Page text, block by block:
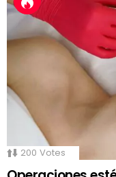
200 Votes